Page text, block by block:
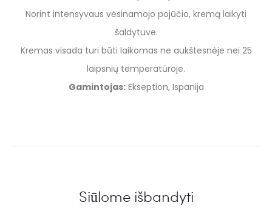
Norint intensyvaus vėsinamojo pojūčio, kremą laikyti
šaldytuve.
Kremas visada turi būti laikomas ne aukštesnėje nei 25
laipsnių temperatūroje.
Gamintojas:Ekseption, Ispanija
Siūlome išbandyti